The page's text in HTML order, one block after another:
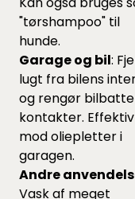
"tørshampoo" til
hunde.
Garage og bil:
lugt fra bilens
og rengør
kontakter. Effektiv
mod oliepletter i
garagen.
Andre
Vask af meget